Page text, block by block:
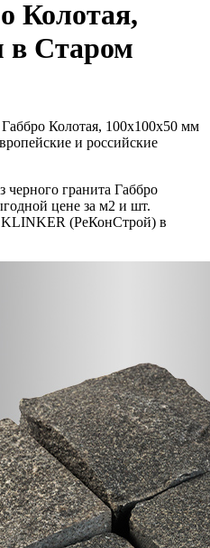
Колотая,
в Старом
Габбро Колотая, 100x100x50 мм
и российские
гранита Габбро
цене за м2 и шт.
KLINKER (РеКонСтрой) в